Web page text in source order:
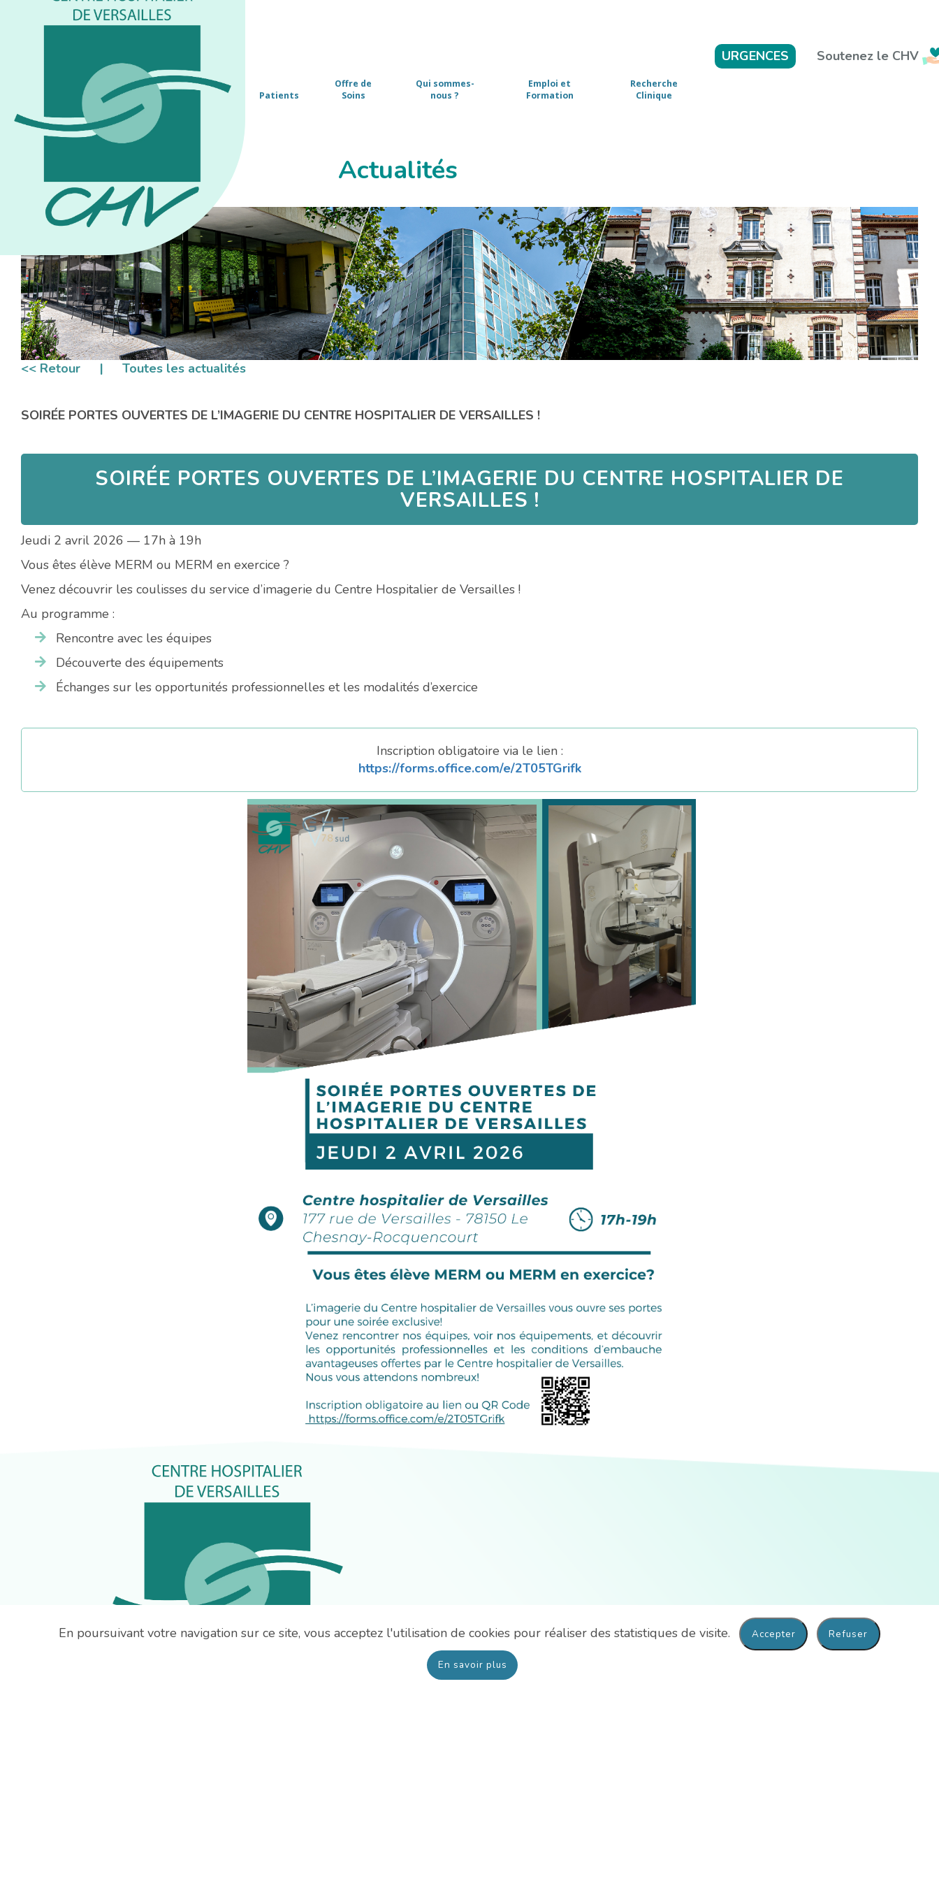
Patients
Offre de
Soins
Qui sommes-
nous ?
Emploi et
Formation
Recherche
Clinique
URGENCES Soutenez le CHV
Actualités
<< Retour | Toutes les actualités
SOIRÉE PORTES OUVERTES DE L’IMAGERIE DU CENTRE HOSPITALIER DE VERSAILLES !
SOIRÉE PORTES OUVERTES DE L’IMAGERIE DU CENTRE HOSPITALIER DE
VERSAILLES !
Jeudi 2 avril 2026 — 17h à 19h
Vous êtes élève MERM ou MERM en exercice ?
Venez découvrir les coulisses du service d’imagerie du Centre Hospitalier de Versailles !
Au programme :
Rencontre avec les équipes
Découverte des équipements
Échanges sur les opportunités professionnelles et les modalités d’exercice
Inscription obligatoire via le lien :
https://forms.office.com/e/2T05TGrifk
En poursuivant votre navigation sur ce site, vous acceptez l'utilisation de cookies pour réaliser des statistiques de visite.
En savoir plus